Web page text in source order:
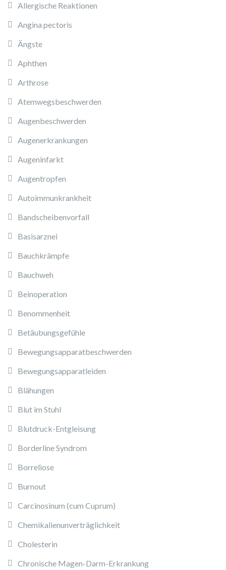
Allergische Reaktionen
Angina pectoris
Ängste
Aphthen
Arthrose
Atemwegsbeschwerden
Augenbeschwerden
Augenerkrankungen
Augeninfarkt
Augentropfen
Autoimmunkrankheit
Bandscheibenvorfall
Basisarznei
Bauchkrämpfe
Bauchweh
Beinoperation
Benommenheit
Betäubungsgefühle
Bewegungsapparatbeschwerden
Bewegungsapparatleiden
Blähungen
Blut im Stuhl
Blutdruck-Entgleisung
Borderline Syndrom
Borreliose
Burnout
Carcinosinum (cum Cuprum)
Chemikalienunverträglichkeit
Cholesterin
Chronische Magen-Darm-Erkrankung